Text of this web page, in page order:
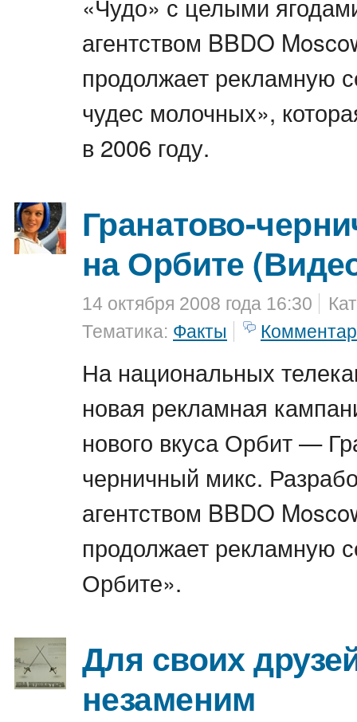
агентством BBDO
продолжает рекламную
чудес молочных»,
в 2006 году.
Гранатово-
на Орбите
14 октября 2008 года 16:30
Тематика: Факты
На национальных
новая рекламная
нового вкуса Орбит —
черничный микс.
агентством BBDO
продолжает рекламную
Орбите».
Для своих
незаменим